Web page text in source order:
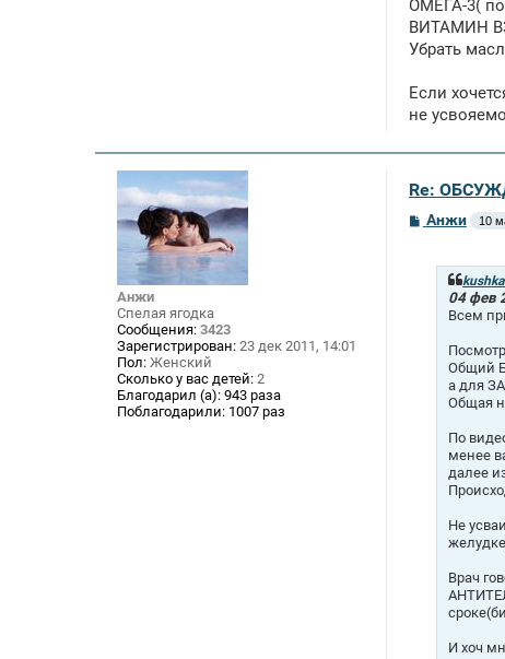
ОМЕГА-3(
ВИТАМИН
Убрать
Если
не
Анжи
Спелая ягодка
Сообщения: 3423
Зарегистрирован: 23 дек 2011, 14:01
Пол: Женский
Сколько у вас детей: 2
Благодарил (а): 943 раза
Поблагодарили: 1007 раз
Re:
С
Анжи 10
04 фев
Всем
Общий
а для
Общая
По
менее
далее
Не
Врач
И хоч